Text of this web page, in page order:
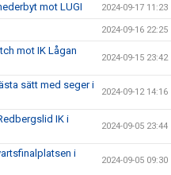
mot LUGI 2024-09-17 11:23
2024-09-16 22:25
mot IK Lågan
2024-09-15 23:42
sätt med seger i
2024-09-12 14:16
IK i
2024-09-05 23:44
i
2024-09-05 09:30